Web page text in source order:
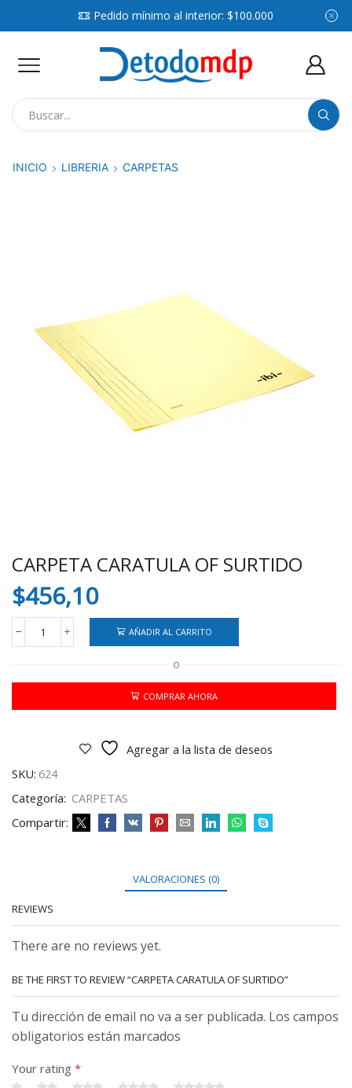
Pedido mínimo al interior: $100.000
INICIO LIBRERIA CARPETAS
CARPETA CARATULA OF SURTIDO
$456,10
CARPETA
CARATULA
SURTIDO
AÑADIR AL CARRITO
O
COMPRAR AHORA
Agregar a la lista de deseos
SKU: 624
Categoría: CARPETAS
Compartir:
VALORACIONES (0)
REVIEWS
There are no reviews yet.
BE THE FIRST TO REVIEW “CARPETA CARATULA OF SURTIDO”
Tu dirección de email no va a ser publicada. Los campos
obligatorios están marcados
Your rating *